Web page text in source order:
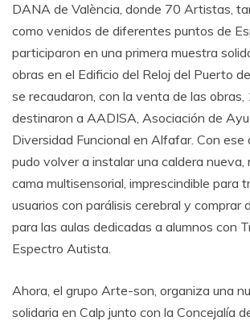
DANA de València, donde 70 Artistas,
como venidos de diferentes puntos de
participaron en una primera muestra
obras en el Edificio del Reloj del Puerto
se recaudaron, con la venta de las
destinaron a AADISA, Asociación de
Diversidad Funcional en Alfafar. Con ese
pudo volver a instalar una caldera nueva,
cama multisensorial, imprescindible para
usuarios con parálisis cerebral y comprar
para las aulas dedicadas a alumnos con
Espectro Autista.
Ahora, el grupo Arte-son, organiza una
solidaria en Calp junto con la Concejalía